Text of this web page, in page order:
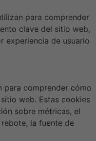
para comprender
clave del sitio web,
experiencia de usuario
para comprender cómo
web. Estas cookies
sobre métricas, el
la fuente de